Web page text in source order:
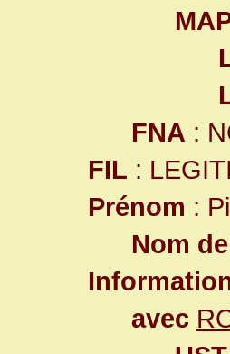
FNA :
FIL :
Prénom :
Nom
avec